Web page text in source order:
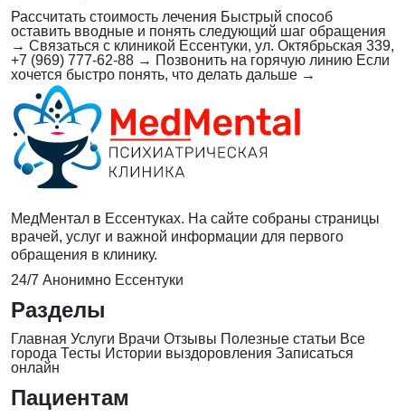
Рассчитать стоимость лечения Быстрый способ
оставить вводные и понять следующий шаг обращения
→ Связаться с клиникой Ессентуки, ул. Октябрьская 339,
+7 (969) 777-62-88 → Позвонить на горячую линию Если
хочется быстро понять, что делать дальше →
МедМентал в Ессентуках. На сайте собраны страницы
врачей, услуг и важной информации для первого
обращения в клинику.
24/7 Анонимно Ессентуки
Разделы
Главная Услуги Врачи Отзывы Полезные статьи Все
города Тесты Истории выздоровления Записаться
онлайн
Пациентам